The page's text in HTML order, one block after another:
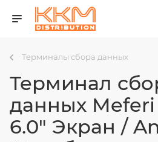
Терминалы сбора данных
Терминал
данных Meferi
6.0" Экран /